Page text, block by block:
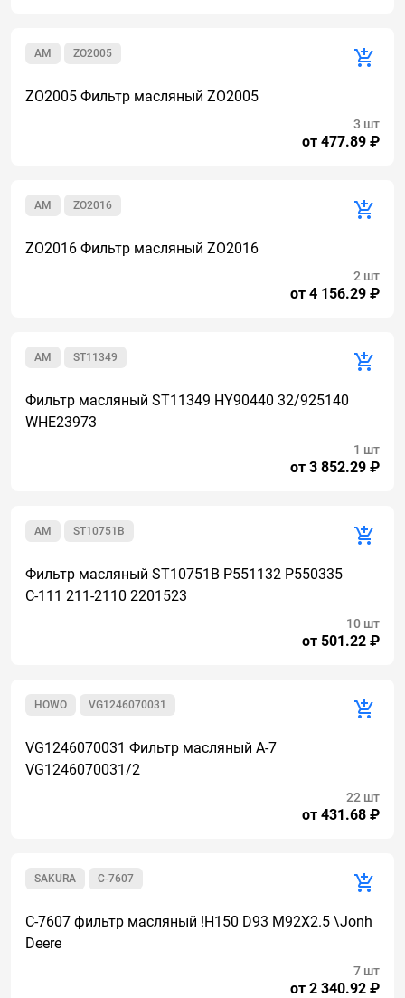
ZO2005
AM
ZO2005 Фильтр масляный ZO2005
от 477.89 ₽
3 шт
ZO2016
AM
ZO2016 Фильтр масляный ZO2016
от 4 156.29 ₽
2 шт
ST11349
AM
Фильтр масляный ST11349 HY90440 32/925140
WHE23973
от 3 852.29 ₽
1 шт
ST10751B
AM
Фильтр масляный ST10751B P551132 P550335
С-111 211-2110 2201523
от 501.22 ₽
10 шт
VG1246070031
HOWO
VG1246070031 Фильтр масляный А-7
VG1246070031/2
от 431.68 ₽
22 шт
C-7607
SAKURA
C-7607 фильтр масляный !H150 D93 M92X2.5 \Jonh
Deere
от 2 340.92 ₽
7 шт